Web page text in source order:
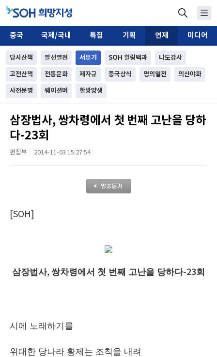
중국 국제/국내 특집 기획 연재 미디어
당시산책 팔선열전 서유기 SOH 힐링백과 나도강사
고전산책 전통문화 제자규 중국상식 명의열전 의산야화
사전문명 웨이션머 한방양생
삼장법사, 쌍차령에서 첫 번째 고난을 당하
다-23회
편집부 2014-11-03 15:27:54
[SOH]
삼장법사, 쌍차령에서 첫 번째 고난을 당하다-23회
시에 노래하기를
위대한 당나라 황제는 조칙을 내려